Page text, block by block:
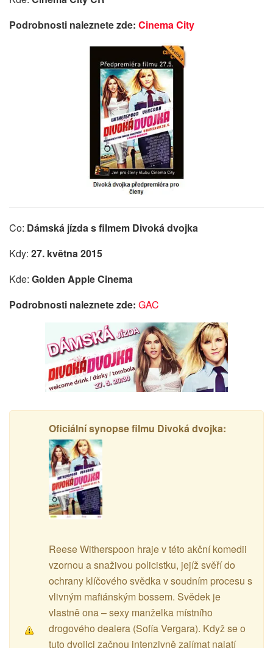
Podrobnosti naleznete zde: Cinema City
Co: Dámská jízda s filmem Divoká dvojka
Kdy: 27. května 2015
Kde: Golden Apple Cinema
Podrobnosti naleznete zde: GAC
Oficiální synopse filmu Divoká dvojka:
Reese Witherspoon hraje v této akční komedii
vzornou a snaživou policistku, jejíž svěří do
ochrany klíčového svědka v soudním procesu s
vlivným mafiánským bossem. Svědek je
vlastně ona – sexy manželka místního
drogového dealera (Sofía Vergara). Když se o
tuto dvojici začnou intenzivně zajímat najatí